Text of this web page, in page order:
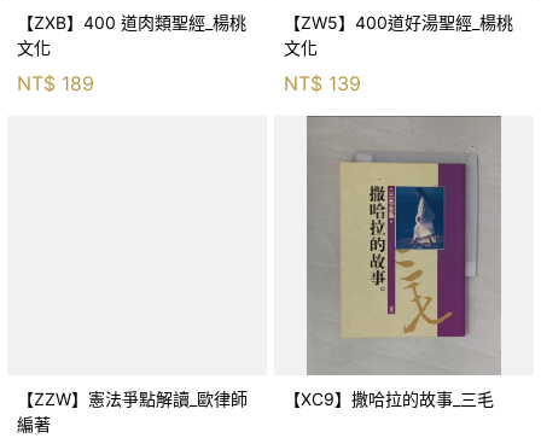
【ZXB】400 道肉類聖經_楊桃
文化
NT$ 189
【ZW5】400道好湯聖經_楊桃
文化
NT$ 139
【ZZW】憲法爭點解讀_歐律師
編著
【XC9】撒哈拉的故事_三毛